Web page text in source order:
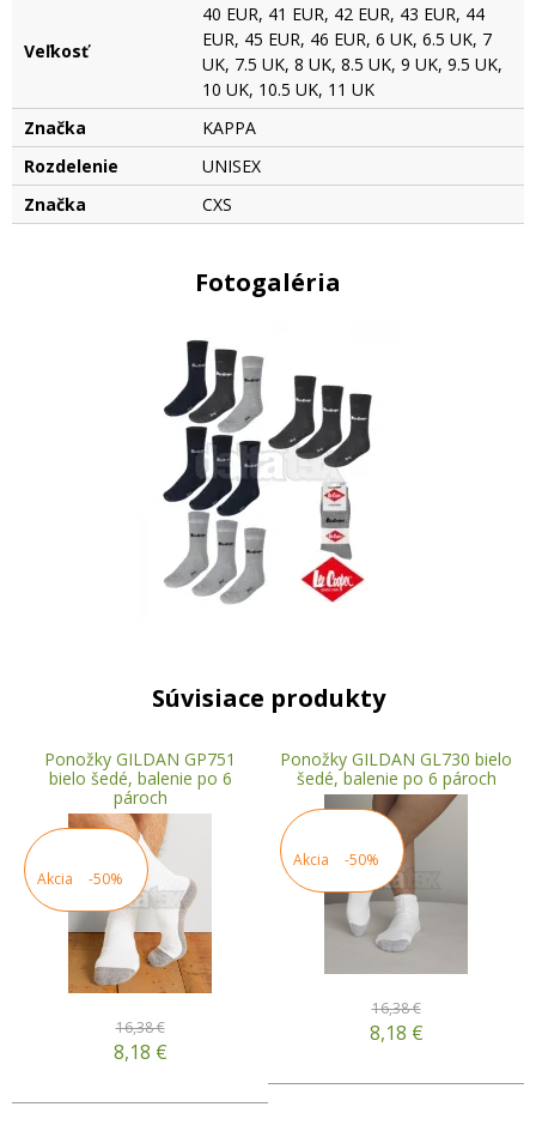
Veľkosť
40 EUR, 41 EUR, 42 EUR, 43 EUR, 44
EUR, 45 EUR, 46 EUR, 6 UK, 6.5 UK, 7
UK, 7.5 UK, 8 UK, 8.5 UK, 9 UK, 9.5 UK,
10 UK, 10.5 UK, 11 UK
Značka
KAPPA
Rozdelenie
UNISEX
Značka
CXS
Fotogaléria
Súvisiace produkty
Ponožky GILDAN GP751
bielo šedé, balenie po 6
pároch
Akcia -50%
16,38 €
8,18 €
Ponožky GILDAN GL730 bielo
šedé, balenie po 6 pároch
Akcia -50%
16,38 €
8,18 €